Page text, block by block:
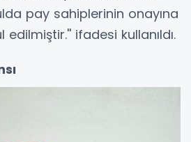
pay sahiplerinin onayına
ifadesi kullanıldı.